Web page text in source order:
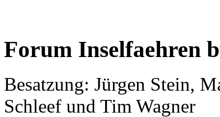
Forum Inselfaehren
Besatzung: Jürgen Stein,
Schleef und Tim Wagner